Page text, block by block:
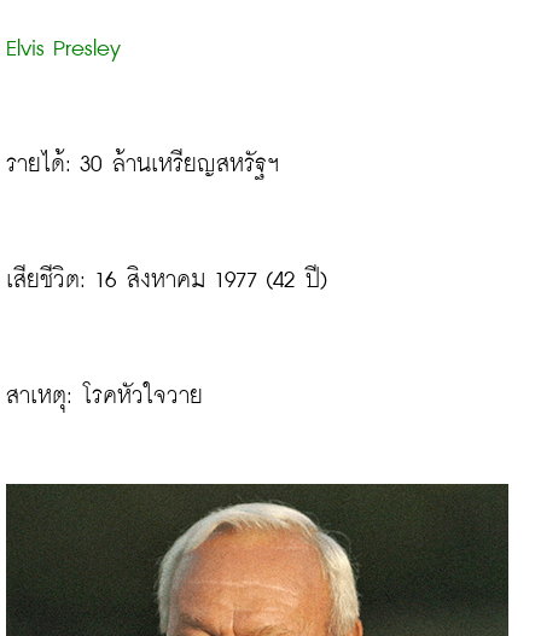
Elvis Presley
รายได้: 30 ล้านเหรียญสหรัฐฯ
เสียชีวิต: 16 สิงหาคม 1977 (42 ปี)
สาเหตุ: โรคหัวใจวาย